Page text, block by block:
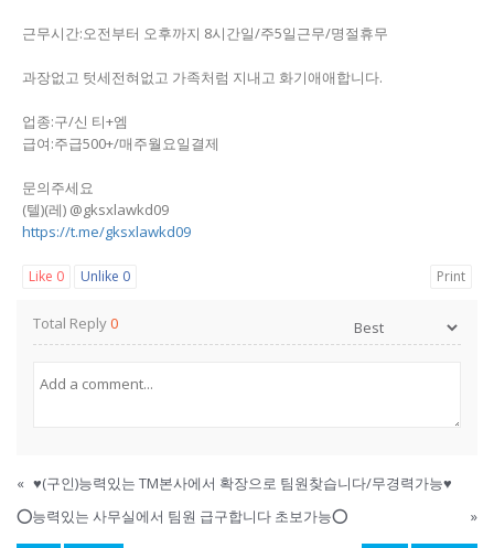
근무시간:오전부터 오후까지 8시간일/주5일근무/명절휴무
과장없고 텃세전혀없고 가족처럼 지내고 화기애애합니다.
업종:구/신 티+엠
급여:주급500+/매주월요일결제
문의주세요
(텔)(레) @gksxlawkd09
https://t.me/gksxlawkd09
Like 0 Unlike 0 Print
Total Reply0
« ♥️(구인)능력있는 TM본사에서 확장으로 팀원찾습니다/무경력가능♥️
⭕️능력있는 사무실에서 팀원 급구합니다 초보가능⭕️
»